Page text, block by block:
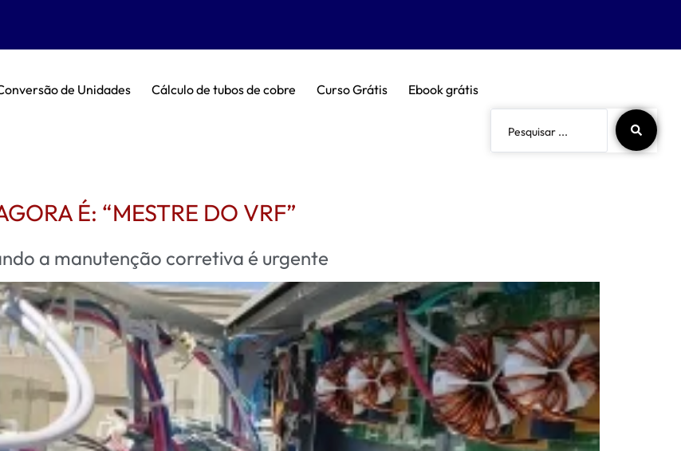
de Unidades Cálculo de tubos de cobre Curso Grátis Ebook grátis
É: “MESTRE DO VRF”
a manutenção corretiva é urgente